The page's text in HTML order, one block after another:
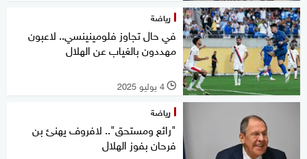
رياضة
في حال تجاوز فلومينينسي.. لاعبون
مهددون بالغياب عن الهلال
l 4 يوليو 2025
رياضة
"رائع ومستحق".. لافروف يهنئ بن
فرحان بفوز الهلال